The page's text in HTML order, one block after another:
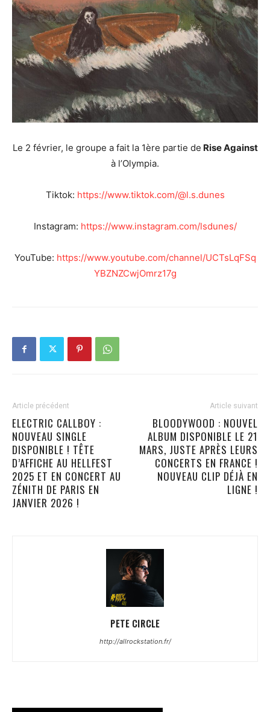
Le 2 février, le groupe a fait la 1ère partie de Rise Against
à l’Olympia.
Tiktok: https://www.tiktok.com/@l.s.dunes
Instagram: https://www.instagram.com/lsdunes/
YouTube: https://www.youtube.com/channel/UCTsLqFSq
YBZNZCwjOmrz17g
Article précédent
ELECTRIC CALLBOY :
NOUVEAU SINGLE
DISPONIBLE ! TÊTE
D’AFFICHE AU HELLFEST
2025 ET EN CONCERT AU
ZÉNITH DE PARIS EN
JANVIER 2026 !
Article suivant
BLOODYWOOD : NOUVEL
ALBUM DISPONIBLE LE 21
MARS, JUSTE APRÈS LEURS
CONCERTS EN FRANCE !
NOUVEAU CLIP DÉJÀ EN
LIGNE !
PETE CIRCLE
http://allrockstation.fr/